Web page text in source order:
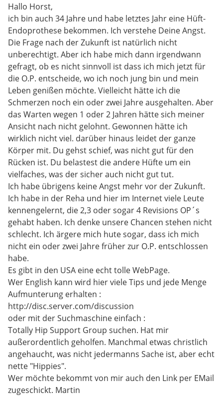
Hallo Horst,
ich bin auch 34 Jahre und habe letztes Jahr eine Hüft-
Endoprothese bekommen. Ich verstehe Deine Angst.
Die Frage nach der Zukunft ist natürlich nicht
unberechtigt. Aber ich habe mich dann irgendwann
gefragt, ob es nicht sinnvoll ist dass ich mich jetzt für
die O.P. entscheide, wo ich noch jung bin und mein
Leben genißen möchte. Vielleicht hätte ich die
Schmerzen noch ein oder zwei Jahre ausgehalten. Aber
das Warten wegen 1 oder 2 Jahren hätte sich meiner
Ansicht nach nicht gelohnt. Gewonnen hätte ich
wirklich nicht viel. darüber hinaus leidet der ganze
Körper mit. Du gehst schief, was nicht gut für den
Rücken ist. Du belastest die andere Hüfte um ein
vielfaches, was der sicher auch nicht gut tut.
Ich habe übrigens keine Angst mehr vor der Zukunft.
Ich habe in der Reha und hier im Internet viele Leute
kennengelernt, die 2,3 oder sogar 4 Revisions OP´s
gehabt haben. Ich denke unsere Chancen stehen nicht
schlecht. Ich ärgere mich hute sogar, dass ich mich
nicht ein oder zwei Jahre früher zur O.P. entschlossen
habe.
Es gibt in den USA eine echt tolle WebPage.
Wer English kann wird hier viele Tips und jede Menge
Aufmunterung erhalten :
http://disc.server.com/discussion
oder mit der Suchmaschine einfach :
Totally Hip Support Group suchen. Hat mir
außerordentlich geholfen. Manchmal etwas christlich
angehaucht, was nicht jedermanns Sache ist, aber echt
nette "Hippies".
Wer möchte bekommt von mir auch den Link per EMail
zugeschickt. Martin